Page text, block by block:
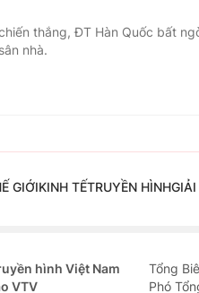
thắng, ĐT Hàn Quốc bất
nhà.
GIỚIKINH TẾTRUYỀN HÌNHGIẢI
hình Việt Nam
VTV
Tổng
Phó